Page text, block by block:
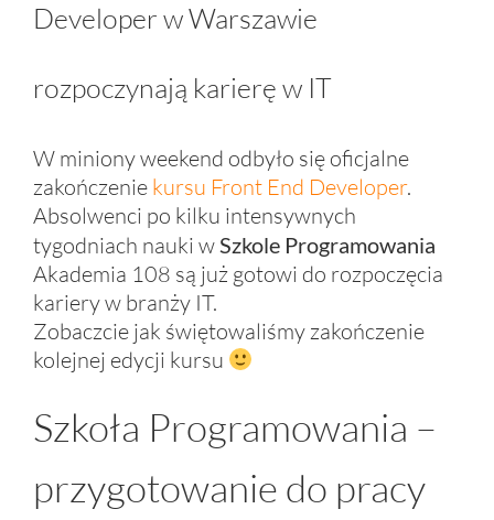
Developer w Warszawie
rozpoczynają karierę w IT
W miniony weekend odbyło się oficjalne
zakończenie kursu Front End Developer.
Absolwenci po kilku intensywnych
tygodniach nauki wSzkole Programowania
Akademia 108 są już gotowi do rozpoczęcia
kariery w branży IT.
Zobaczcie jak świętowaliśmy zakończenie
kolejnej edycji kursu
Szkoła Programowania –
przygotowanie do pracy